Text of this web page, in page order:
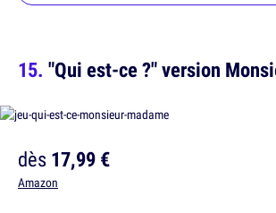
"Qui est-ce ?" version
dès17,99 €
Amazon